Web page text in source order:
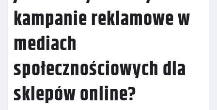
kampanie reklamowe w
mediach
społecznościowych dla
sklepów online?